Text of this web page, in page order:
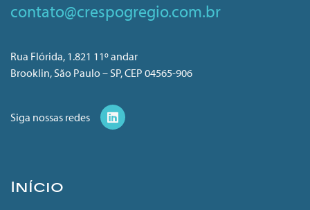
contato@crespogregio.com.br
Rua Flórida, 1.821 11º andar
Brooklin, São Paulo – SP, CEP 04565-906
Siga nossas redes
Início